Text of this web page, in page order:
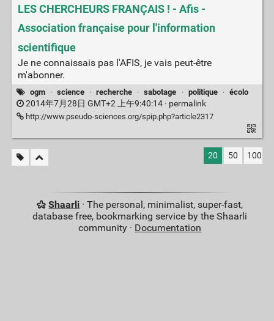
LES CHERCHEURS FRANÇAIS ! - Afis -
Association française pour l'information
scientifique
Je ne connaissais pas l'AFIS, je vais peut-être
m'abonner.
ogm · science · recherche · sabotage · politique · écolo
2014年7月28日 GMT+2 上午9:40:14 · permalink
http://www.pseudo-sciences.org/spip.php?article2317
20 50 100
Shaarli · The personal, minimalist, super-fast,
database free, bookmarking service by the Shaarli
community · Documentation